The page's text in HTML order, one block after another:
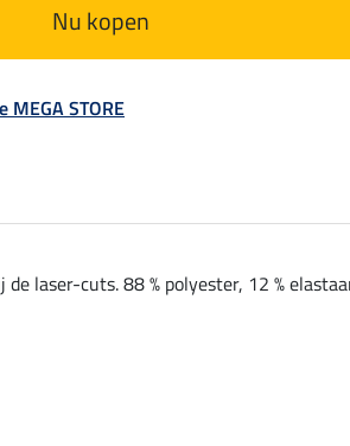
Nu kopen
STORE
laser-cuts. 88 % polyester, 12 %